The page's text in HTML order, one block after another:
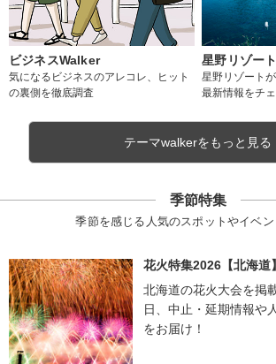
ビジネスWalker
気になるビジネスのアレコレ、ヒット
の裏側を徹底調査
星野リゾー
星野リゾート
最新情報をチェ
テーマwalkerをもっと見る
季節特集
季節を感じる人気のスポットやイベ
花火特集2026【北海道】
北海道の花火大会を掲
日、中止・延期情報や
をお届け！